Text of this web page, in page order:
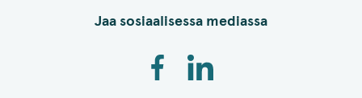
Jaa sosiaalisessa mediassa